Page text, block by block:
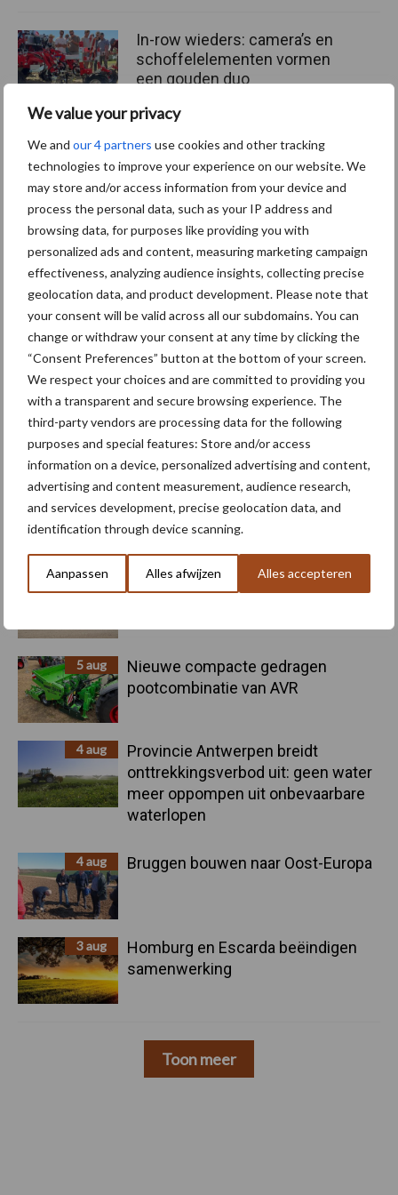
We value your privacy
We and our 4 partners use cookies and other tracking
technologies to improve your experience on our website. We
may store and/or access information from your device and
process the personal data, such as your IP address and
browsing data, for purposes like providing you with
personalized ads and content, measuring marketing campaign
effectiveness, analyzing audience insights, collecting precise
geolocation data, and product development. Please note that
your consent will be valid across all our subdomains. You can
change or withdraw your consent at any time by clicking the
“Consent Preferences” button at the bottom of your screen.
We respect your choices and are committed to providing you
with a transparent and secure browsing experience. The
third-party vendors are processing data for the following
purposes and special features: Store and/or access
information on a device, personalized advertising and content,
advertising and content measurement, audience research,
and services development, precise geolocation data, and
identification through device scanning.
Aanpassen Alles afwijzen Alles accepteren
Primaire
Sidebar
Recent nieuws Partner nieuws
6 aug
"Hoge verwachtingen van schijven
5 aug
Nieuwe compacte gedragen
pootcombinatie van AVR
4 aug
Provincie Antwerpen breidt
onttrekkingsverbod uit: geen water
meer oppompen uit onbevaarbare
waterlopen
4 aug Bruggen bouwen naar Oost-Europa
3 aug
Homburg en Escarda beëindigen
samenwerking
Toon meer
In-row wieders: camera’s en
schoffelelementen vormen
een gouden duo
Meer lezen over:
Maak uw keuze
Machines Duurzaamheid
Toon meer